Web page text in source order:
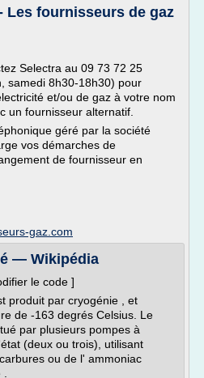
Les fournisseurs de gaz
Selectra au 09 73 72 25
samedi 8h30-18h30) pour
et/ou de gaz à votre nom
un fournisseur alternatif.
géré par la société
vos démarches de
de fournisseur en
gaz.com
— Wikipédia
le code ]
produit par cryogénie , et
de -163 degrés Celsius. Le
par plusieurs pompes à
(deux ou trois), utilisant
ou de l' ammoniac